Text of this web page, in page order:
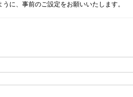
に、事前のご設定をお願いいたします。